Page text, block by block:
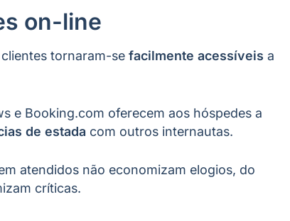
on-line
tornaram-se facilmente acessíveis a
e Booking.com oferecem aos hóspedes a
de estada com outros internautas.
atendidos não economizam elogios, do
críticas.